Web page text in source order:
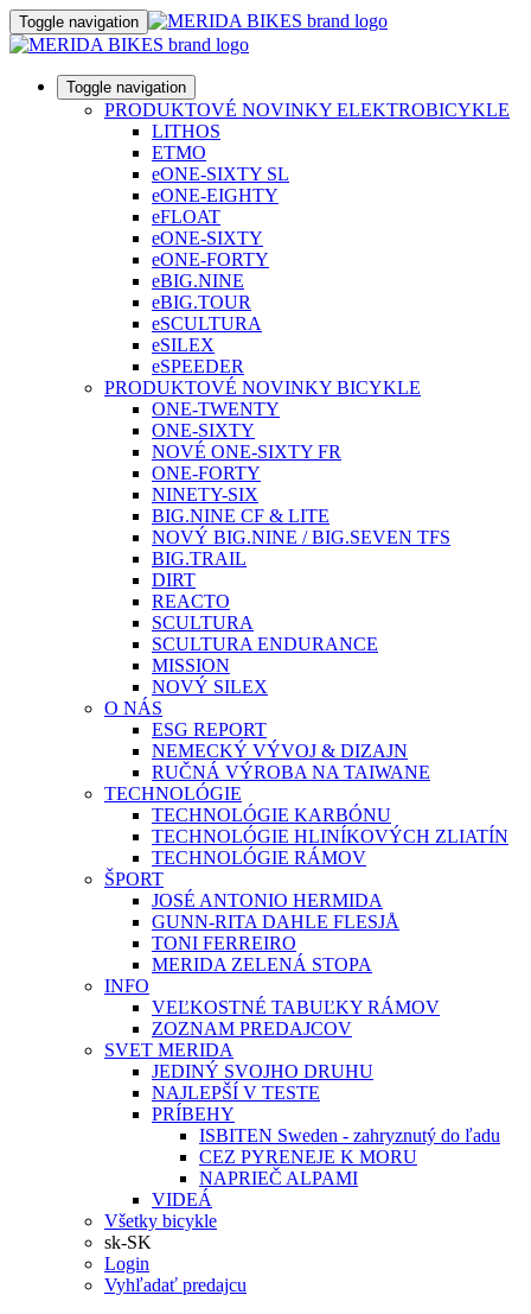
Toggle navigation
Toggle navigation
PRODUKTOVÉ NOVINKY ELEKTROBICYKLE
LITHOS
ETMO
eONE-SIXTY SL
eONE-EIGHTY
eFLOAT
eONE-SIXTY
eONE-FORTY
eBIG.NINE
eBIG.TOUR
eSCULTURA
eSILEX
eSPEEDER
PRODUKTOVÉ NOVINKY BICYKLE
ONE-TWENTY
ONE-SIXTY
NOVÉ ONE-SIXTY FR
ONE-FORTY
NINETY-SIX
BIG.NINE CF & LITE
NOVÝ BIG.NINE / BIG.SEVEN TFS
BIG.TRAIL
DIRT
REACTO
SCULTURA
SCULTURA ENDURANCE
MISSION
NOVÝ SILEX
O NÁS
ESG REPORT
NEMECKÝ VÝVOJ & DIZAJN
RUČNÁ VÝROBA NA TAIWANE
TECHNOLÓGIE
TECHNOLÓGIE KARBÓNU
TECHNOLÓGIE HLINÍKOVÝCH ZLIATÍN
TECHNOLÓGIE RÁMOV
ŠPORT
JOSÉ ANTONIO HERMIDA
GUNN-RITA DAHLE FLESJÅ
TONI FERREIRO
MERIDA ZELENÁ STOPA
INFO
VEĽKOSTNÉ TABUĽKY RÁMOV
ZOZNAM PREDAJCOV
SVET MERIDA
JEDINÝ SVOJHO DRUHU
NAJLEPŠÍ V TESTE
PRÍBEHY
ISBITEN Sweden - zahryznutý do ľadu
CEZ PYRENEJE K MORU
NAPRIEČ ALPAMI
VIDEÁ
Všetky bicykle
sk-SK
Login
Vyhľadať predajcu